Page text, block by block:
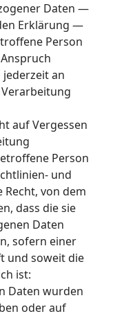
Daten —
Erklärung —
Person
jederzeit an
auf Vergessen
Person
und
von dem
dass die sie
Daten
sofern einer
und soweit die
ist:
Daten wurden
oder auf